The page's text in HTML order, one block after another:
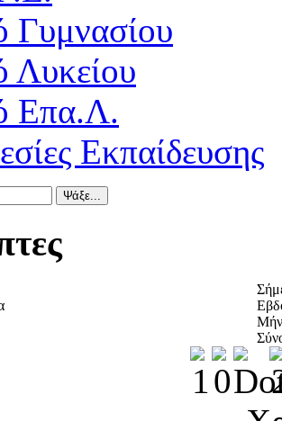
Γυμνασίου
Λυκείου
Επα.Λ.
Εκπαίδευσης